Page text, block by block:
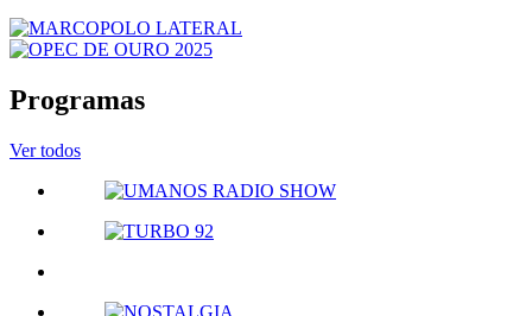
Programas
Ver todos